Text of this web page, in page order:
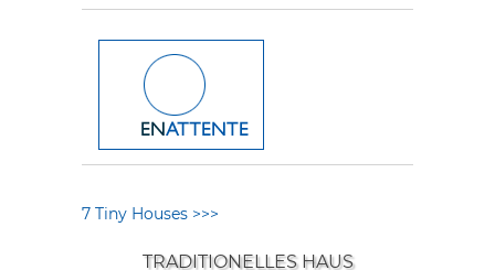
7 Tiny Houses >>>
TRADITIONELLES HAUS